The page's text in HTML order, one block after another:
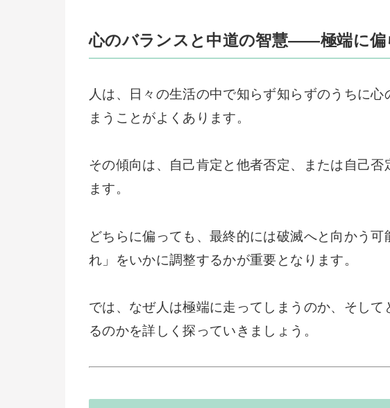
心のバランスと中道の智慧――極端に偏
人は、日々の生活の中で知らず知らずのうちに
まうことがよくあります。
その傾向は、自己肯定と他者否定、または自己
ます。
どちらに偏っても、最終的には破滅へと向かう
れ」をいかに調整するかが重要となります。
では、なぜ人は極端に走ってしまうのか、そし
るのかを詳しく探っていきましょう。